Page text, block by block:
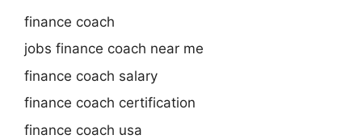
finance coach
jobs finance coach near me
finance coach salary
finance coach certification
finance coach usa